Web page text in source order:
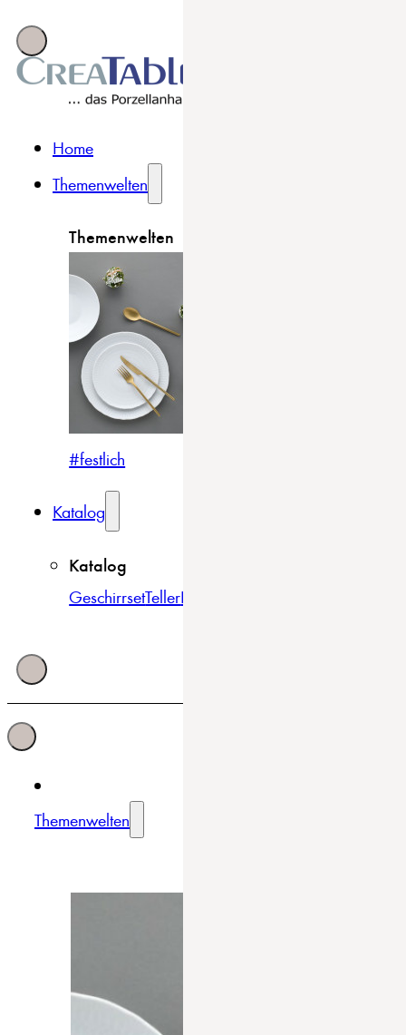
Home
Themenwelten
Themenwelten
#festlich
Katalog
Katalog
GeschirrsetTellerBowls & Schüsseln
Themenwelten